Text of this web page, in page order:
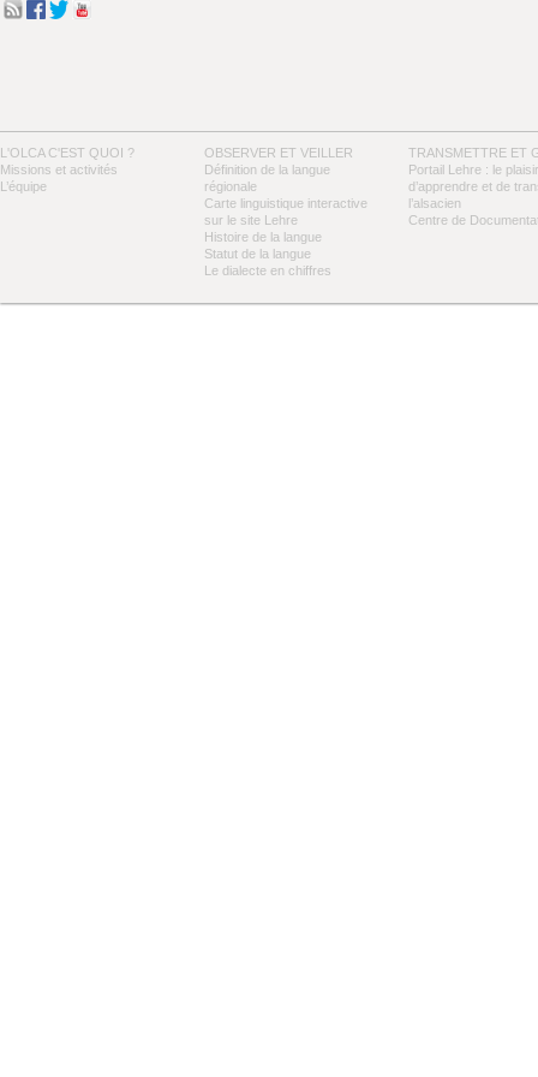
L'OLCA C'EST QUOI ?
Missions et activités
L’équipe
OBSERVER ET VEILLER
Définition de la langue
régionale
Carte linguistique interactive
sur le site Lehre
Histoire de la langue
Statut de la langue
Le dialecte en chiffres
TRANSMETTRE ET
Portail Lehre : le plaisir
d’apprendre et de
l’alsacien
Centre de